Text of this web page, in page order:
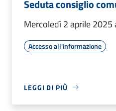
Seduta consiglio
Mercoledì 2 aprile 2025
Accesso all'informazione
LEGGI DI PIÙ